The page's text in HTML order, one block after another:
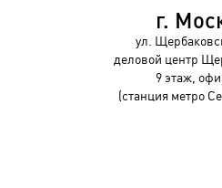
г.
ул.
деловой центр
9 этаж,
(станция метро